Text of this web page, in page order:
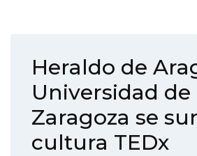
Heraldo de
Universidad de
Zaragoza se
cultura TEDx